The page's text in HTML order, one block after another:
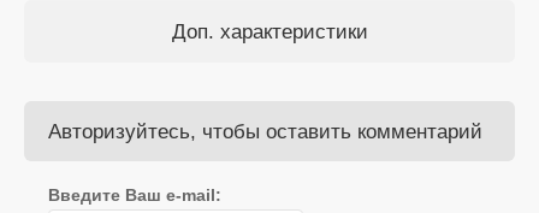
Доп. характеристики
Авторизуйтесь, чтобы оставить комментарий
Введите Ваш e-mail: